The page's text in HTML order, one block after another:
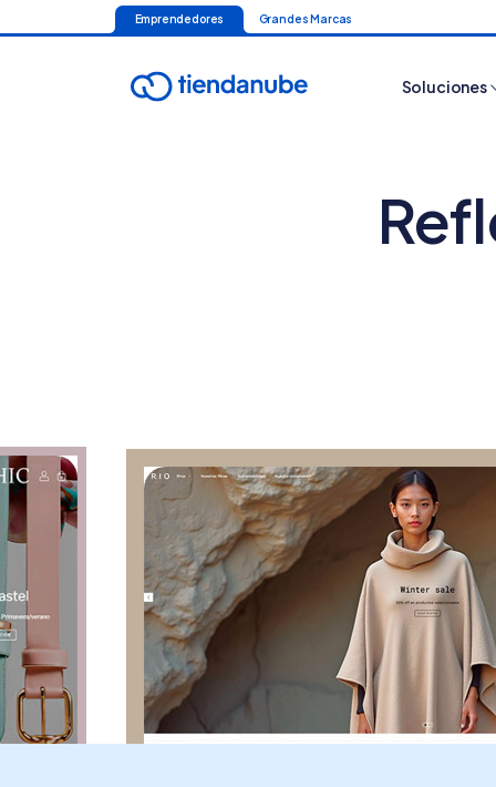
Emprendedores Grandes Marcas
Soluciones